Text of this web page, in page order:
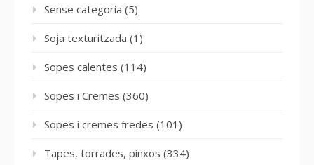
Sense categoria (5)
Soja texturitzada (1)
Sopes calentes (114)
Sopes i Cremes (360)
Sopes i cremes fredes (101)
Tapes, torrades, pinxos (334)